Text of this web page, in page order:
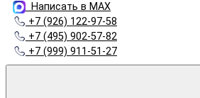
Написать в MAX
+7 (926) 122-97-58
+7 (495) 902-57-82
+7 (999) 911-51-27